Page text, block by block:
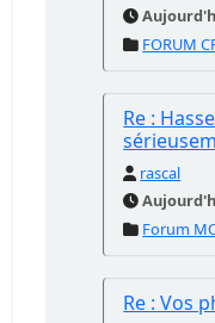
FORUM
Re :
rascal
Forum
Re : Vos